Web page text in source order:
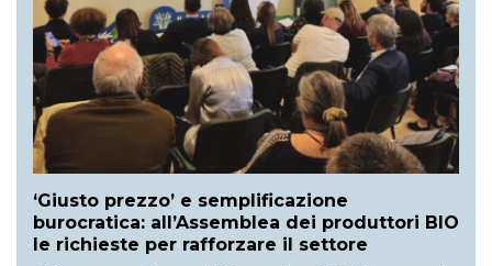
‘Giusto prezzo’ e semplificazione
burocratica: all’Assemblea dei produttori BIO
le richieste per rafforzare il settore